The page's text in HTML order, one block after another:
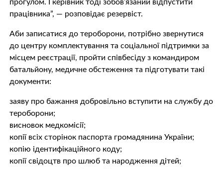
прогулом. І керівник тоді зобов’язаний відпустити
працівника”, — розповідає резервіст.
Аби записатися до тероборони, потрібно звернутися
до центру комплектування та соціальної підтримки за
місцем реєстрації, пройти співбесіду з командиром
батальйону, медичне обстеження та підготувати такі
документи:
заяву про бажання добровільно вступити на службу до
тероборони;
висновок медкомісії;
копії всіх сторінок паспорта громадянина України;
копію ідентифікаційного коду;
копії свідоцтв про шлюб та народження дітей;